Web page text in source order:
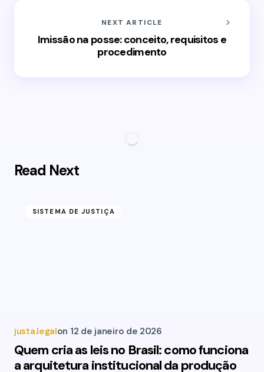
NEXT ARTICLE
Imissão na posse: conceito, requisitos e
procedimento
Read Next
SISTEMA DE JUSTIÇA
justa.legalon 12 de janeiro de 2026
Quem cria as leis no Brasil: como funciona
a arquitetura institucional da produção